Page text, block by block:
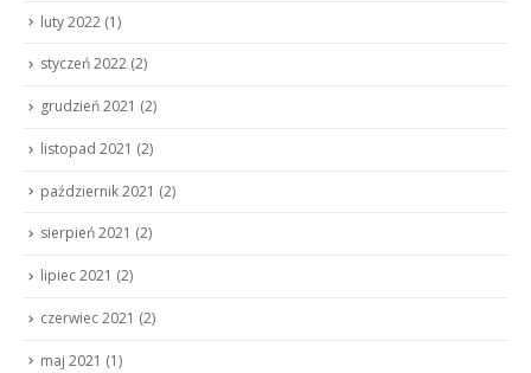
luty 2022 (1)
styczeń 2022 (2)
grudzień 2021 (2)
listopad 2021 (2)
październik 2021 (2)
sierpień 2021 (2)
lipiec 2021 (2)
czerwiec 2021 (2)
maj 2021 (1)